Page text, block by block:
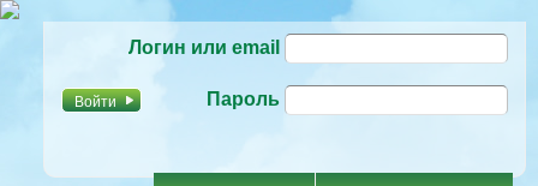
основному
Логин или email
Пароль